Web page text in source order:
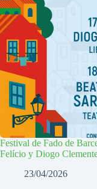
Festival de Fado de
Felício y Diogo
23/04/2026